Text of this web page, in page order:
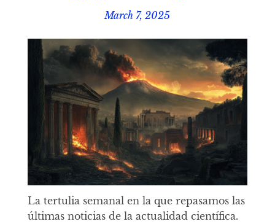
March 7, 2025
La tertulia semanal en la que repasamos las
últimas noticias de la actualidad científica.